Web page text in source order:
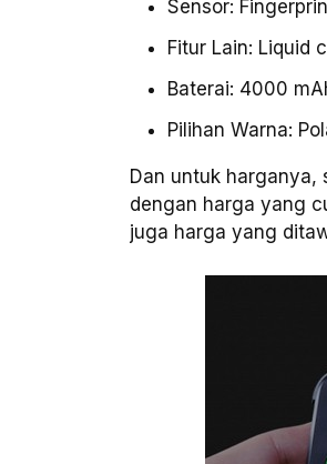
Sensor:
Fitur Lain: Liquid
Baterai: 4000
Pilihan Warna:
Dan untuk harganya,
dengan harga yang
juga harga yang